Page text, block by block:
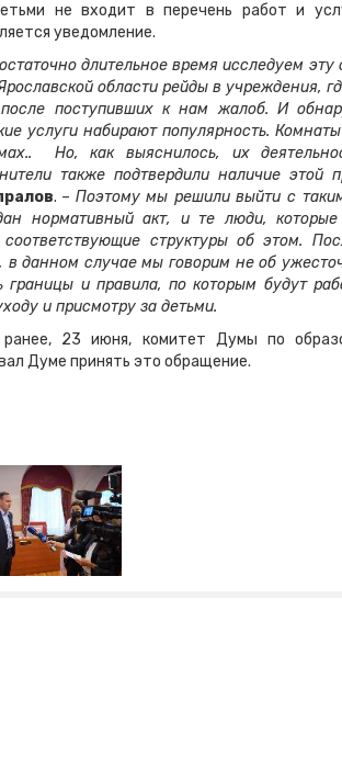
не входит в перечень работ и
уведомление.
длительное время исследуем
области рейды в учреждения,
поступивших к нам жалоб. И
услуги набирают популярность.
Но, как выяснилось, их
также подтвердили наличие этой
. – Поэтому мы решили выйти с
нормативный акт, и те люди,
соответствующие структуры об этом.
в данном случае мы говорим не об
границы и правила, по которым будут
и присмотру за детьми.
ранее, 23 июня, комитет Думы по
Думе принять это обращение.